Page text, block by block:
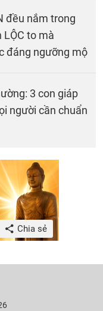
đều nắm trong
to mà
đáng ngưỡng mộ
3 con giáp
người cần chuẩn
Chia sẻ